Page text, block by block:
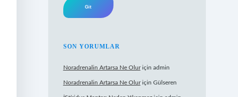
SON YORUMLAR
Noradrenalin Artarsa Ne Oluriçin admin
Noradrenalin Artarsa Ne Oluriçin Gülseren